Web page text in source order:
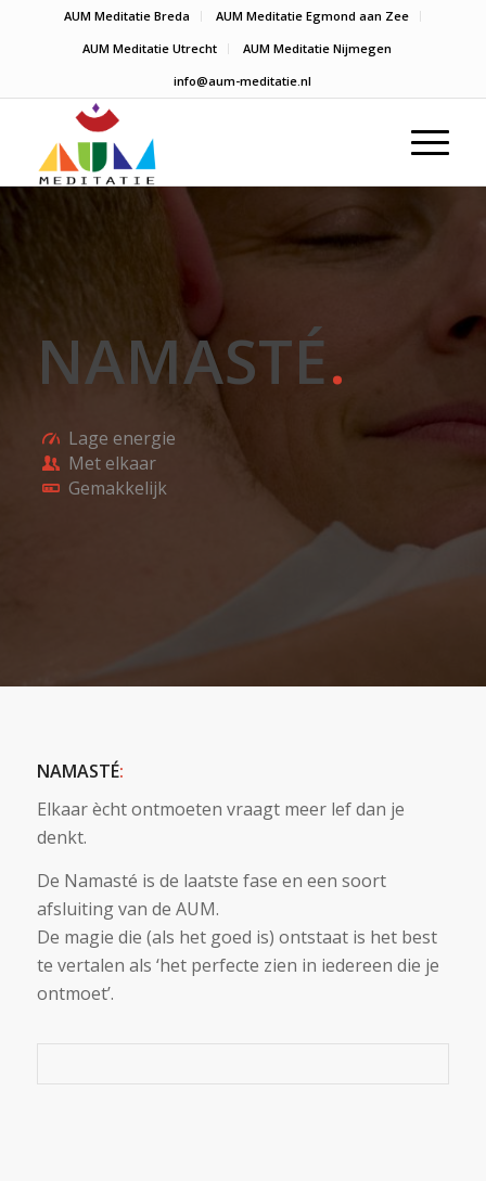
AUM Meditatie Breda
AUM Meditatie Egmond aan Zee
AUM Meditatie Utrecht
AUM Meditatie Nijmegen
info@aum-meditatie.nl
NAMASTÉ.
Lage energie
Met elkaar
Gemakkelijk
NAMASTÉ:
Elkaar ècht ontmoeten vraagt meer lef dan je
denkt.
De Namasté is de laatste fase en een soort
afsluiting van de AUM.
De magie die (als het goed is) ontstaat is het best
te vertalen als ‘het perfecte zien in iedereen die je
ontmoet’.